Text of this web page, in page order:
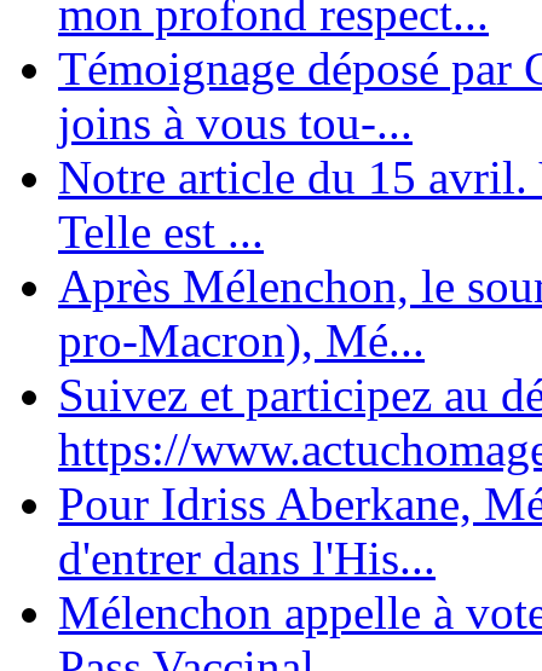
mon profond respect...
Témoignage déposé par
joins à vous tou-...
Notre article du 15 avril.
Telle est ...
Après Mélenchon, le
pro-Macron), Mé...
Suivez et participez au
https://
Pour Idriss Aberkane,
d'entrer dans l'His...
Mélenchon appelle à